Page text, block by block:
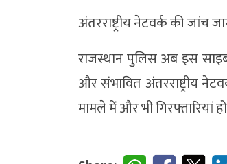
अंतरराष्ट्रीय नेटवर्क की जांच
राजस्थान पुलिस अब इस
और संभावित अंतरराष्ट्रीय
मामले में और भी गिरफ्तारियां